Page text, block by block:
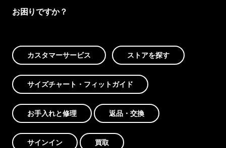
お困りですか？
カスタマーサービス ストアを探す
サイズチャート・フィットガイド
お手入れと修理 返品・交換
サインイン 買取